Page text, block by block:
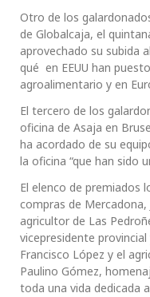
Otro de los
de Globalcaja, el
aprovechado su subida
qué en EEUU han
agroalimentario y en
El tercero de los
oficina de Asaja en
ha acordado de su
la oficina “que han sido
El elenco de premiados
compras de Mercadona,
agricultor de Las
vicepresidente
Francisco López y el
Paulino Gómez,
toda una vida dedicada